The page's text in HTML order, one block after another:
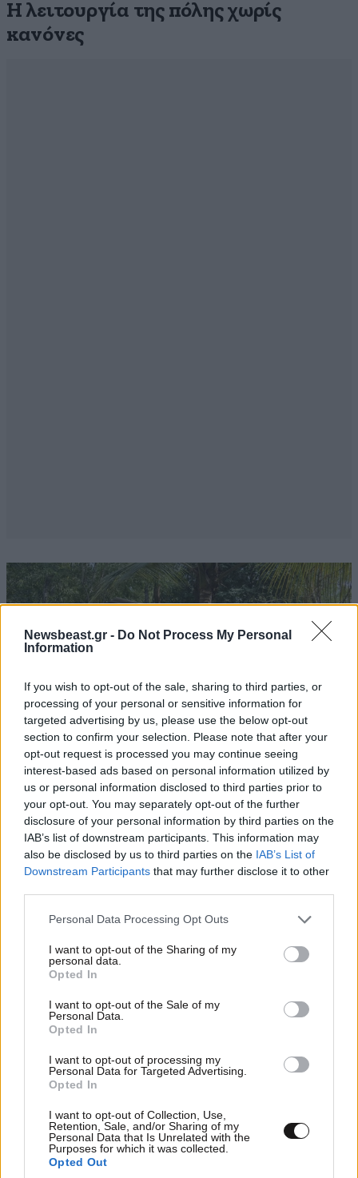
Newsbeast.gr - Do Not Process My Personal
Information
If you wish to opt-out of the sale, sharing to third parties, or
processing of your personal or sensitive information for
targeted advertising by us, please use the below opt-out
section to confirm your selection. Please note that after your
opt-out request is processed you may continue seeing
interest-based ads based on personal information utilized by
us or personal information disclosed to third parties prior to
your opt-out. You may separately opt-out of the further
disclosure of your personal information by third parties on the
IAB’s list of downstream participants. This information may
also be disclosed by us to third parties on the IAB’s List of
Downstream Participants that may further disclose it to other
Please note that this website/app uses one or more Google
not limited to your visit or usage behaviour. You may click to
grant or deny consent to Google and its third-party tags to
use your data for below specified purposes in below Google
consent section.
Personal Data Processing Opt Outs
I want to opt-out of the Sharing of my
personal data.
Opted In
I want to opt-out of the Sale of my
Personal Data.
Opted In
I want to opt-out of processing my
Personal Data for Targeted Advertising.
Opted In
I want to opt-out of Collection, Use,
Retention, Sale, and/or Sharing of my
Personal Data that Is Unrelated with the
Purposes for which it was collected.
Opted Out
Η λειτουργία της πόλης χωρίς
κανόνες
Η κοινότητα έχει αναγνωριστεί επίσημα από την
ινδική κυβέρνηση και την UNESCO. Έτσι
χρηματοδοτείται από δωρεές και από το κράτος, από
το οποίο παίρνει 200.000 δολάρια τον μήνα.
Παραμένει άγνωστο όμως ποιος διαχειρίζεται τα
χρήματα που καταλήγουν στην κοινότητα για την
επισκευή υποδομών και την παροχή νερού και
ειδικό γραμματέα αλλά δεν είναι εκείνος αρμόδιος.
Το σύστημα πληρωμών ήταν εκείνο που αποτελούσε
λαχνοί αλλά και η πληρωμή με εργασία κατά καιρούς
δημιουργούν αρκετά προβλήματα. Την ίδια ώρα οι
ίδιοι αποτελούν τους παραγωγούς καθώς και τους
καταναλωτές. Τα προϊόντα που καταναλώνουν τα
εκτάσεις της περιοχής.